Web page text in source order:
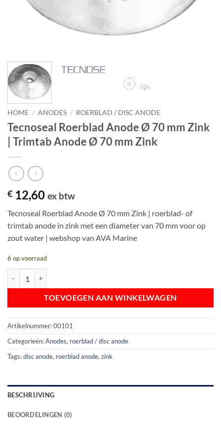
HOME / ANODES / ROERBLAD / DISC ANODE
Tecnoseal Roerblad Anode Ø 70 mm Zink
| Trimtab Anode Ø 70 mm Zink
€ 12,60 ex btw
Tecnoseal Roerblad Anode Ø 70 mm Zink | roerblad- of
trimtab anode in zink met een diameter van 70 mm voor op
zout water | webshop van AVA Marine
6 op voorraad
TOEVOEGEN AAN WINKELWAGEN
Artikelnummer:00101
Categorieën:Anodes, roerblad / disc anode
Tags:disc anode, roerblad anode, zink
BESCHRIJVING
BEOORDELINGEN (0)